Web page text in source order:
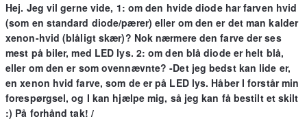
Hej. Jeg vil gerne vide, 1: om den hvide diode har farven hvid
(som en standard diode/pærer) eller om den er det man kalder
xenon-hvid (blåligt skær)? Nok nærmere den farve der ses
mest på biler, med LED lys. 2: om den blå diode er helt blå,
eller om den er som ovennævnte? -Det jeg bedst kan lide er,
en xenon hvid farve, som de er på LED lys. Håber I forstår min
forespørgsel, og I kan hjælpe mig, så jeg kan få bestilt et skilt
:) På forhånd tak! /